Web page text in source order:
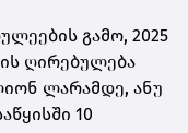
გამო, 2025
ღირებულება
ლარამდე, ანუ
10